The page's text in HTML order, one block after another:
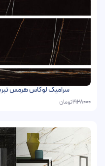
سرامیک لوکاس هرمس تبریز 60 در 120 پرسلان فول پولیش
1928000تومان